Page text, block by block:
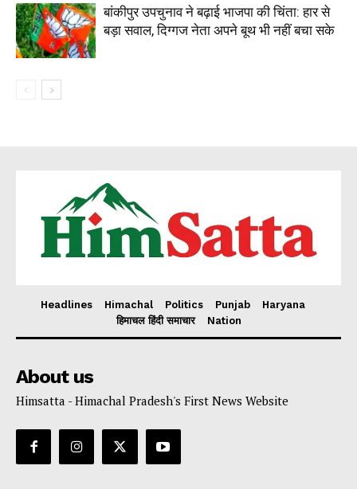
बांकीपुर उपचुनाव ने बढ़ाई भाजपा की चिंता: हार से
बड़ा सवाल, दिग्गज नेता अपने बूथ भी नहीं बचा सके
Headlines Himachal Politics Punjab
Haryana
हिमाचल हिंदी समाचार
Nation
About us
Himsatta - Himachal Pradesh's First News Website